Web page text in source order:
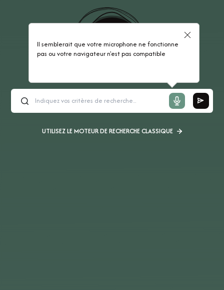
Il semblerait que votre microphone ne fonctionne
pas ou votre navigateur n'est pas compatible
UTILISEZ LE MOTEUR DE RECHERCHE CLASSIQUE